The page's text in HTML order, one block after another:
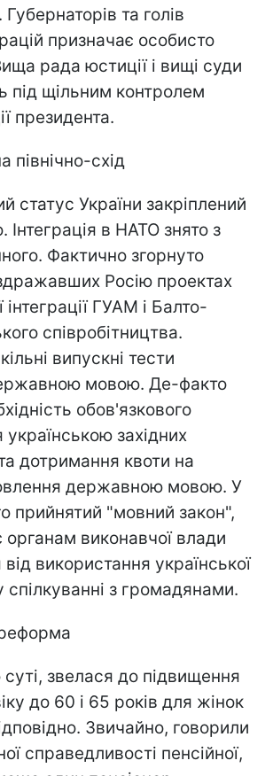
та голів
призначає особисто
рада юстиції і вищі суди
під щільним контролем
президента.
північно-схід
статус України закріплений
Інтеграція в НАТО знято з
Фактично згорнуто
Росію проектах
ГУАМ і Балто-
співробітництва.
випускні тести
мовою. Де-факто
обов'язкового
західних
дотримання квоти на
державною мовою. У
прийнятий "мовний закон",
виконавчої влади
використання української
спілкуванні з громадянами.
звелася до підвищення
до 60 і 65 років для жінок
Звичайно, говорили
справедливості пенсійної,